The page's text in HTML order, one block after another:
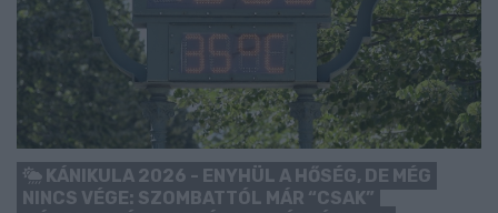
KÁNIKULA 2026 - ENYHÜL A HŐSÉG, DE MÉG
NINCS VÉGE: SZOMBATTÓL MÁR “CSAK”